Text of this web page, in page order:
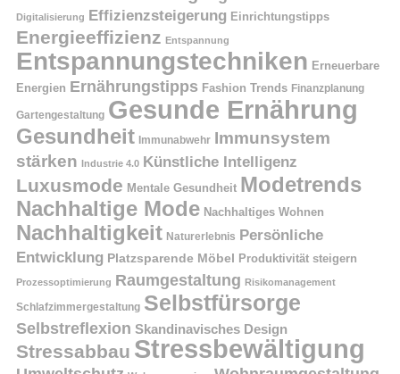
Digitalisierung Effizienzsteigerung Einrichtungstipps
Energieeffizienz Entspannung
Entspannungstechniken Erneuerbare
Energien Ernährungstipps Fashion Trends Finanzplanung
Gartengestaltung Gesunde Ernährung
Gesundheit Immunabwehr Immunsystem
stärken Industrie 4.0 Künstliche Intelligenz
Luxusmode Mentale Gesundheit Modetrends
Nachhaltige Mode Nachhaltiges Wohnen
Nachhaltigkeit Naturerlebnis Persönliche
Entwicklung Platzsparende Möbel Produktivität steigern
Prozessoptimierung Raumgestaltung Risikomanagement
Schlafzimmergestaltung Selbstfürsorge
Selbstreflexion Skandinavisches Design
Stressabbau Stressbewältigung